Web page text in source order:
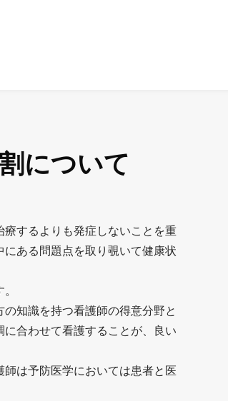
について
するよりも発症しないことを重
ある問題点を取り覗いて健康状
知識を持つ看護師の得意分野と
合わせて看護することが、良い
は予防医学においては患者と医